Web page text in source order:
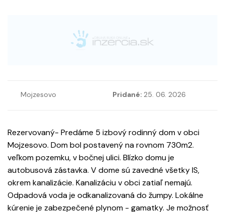
Mojzesovo Pridané: 25. 06. 2026
Rezervovaný- Predáme 5 izbový rodinný dom v obci
Mojzesovo. Dom bol postavený na rovnom 730m2.
veľkom pozemku, v bočnej ulici. Blízko domu je
autobusová zástavka. V dome sú zavedné všetky IS,
okrem kanalizácie. Kanalizáciu v obci zatiaľ nemajú.
Odpadová voda je odkanalizovaná do žumpy. Lokálne
kúrenie je zabezpečené plynom - gamatky. Je možnosť